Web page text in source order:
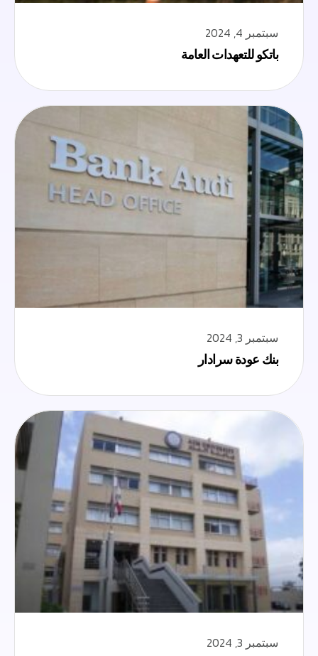
سبتمبر 4, 2024
باتكو للتعهدات العامة
سبتمبر 3, 2024
بنك عودة سرادار
سبتمبر 3, 2024